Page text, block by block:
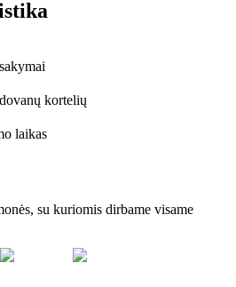
kortelių
laikas
su kuriomis dirbame visame